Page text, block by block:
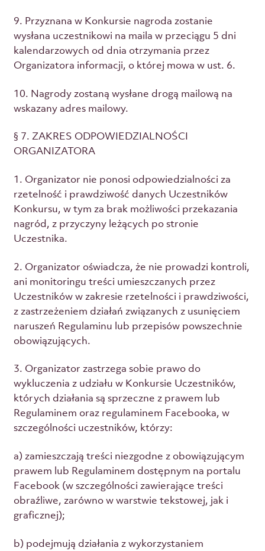
9. Przyznana w Konkursie nagroda zostanie
wysłana uczestnikowi na maila w przeciągu 5 dni
kalendarzowych od dnia otrzymania przez
Organizatora informacji, o której mowa w ust. 6.
10. Nagrody zostaną wysłane drogą mailową na
wskazany adres mailowy.
§ 7. ZAKRES ODPOWIEDZIALNOŚCI
ORGANIZATORA
1. Organizator nie ponosi odpowiedzialności za
rzetelność i prawdziwość danych Uczestników
Konkursu, w tym za brak możliwości przekazania
nagród, z przyczyny leżących po stronie
Uczestnika.
2. Organizator oświadcza, że nie prowadzi kontroli,
ani monitoringu treści umieszczanych przez
Uczestników w zakresie rzetelności i prawdziwości,
z zastrzeżeniem działań związanych z usunięciem
naruszeń Regulaminu lub przepisów powszechnie
obowiązujących.
3. Organizator zastrzega sobie prawo do
wykluczenia z udziału w Konkursie Uczestników,
których działania są sprzeczne z prawem lub
Regulaminem oraz regulaminem Facebooka, w
szczególności uczestników, którzy:
a) zamieszczają treści niezgodne z obowiązującym
prawem lub Regulaminem dostępnym na portalu
Facebook (w szczególności zawierające treści
obraźliwe, zarówno w warstwie tekstowej, jak i
graficznej);
b) podejmują działania z wykorzystaniem